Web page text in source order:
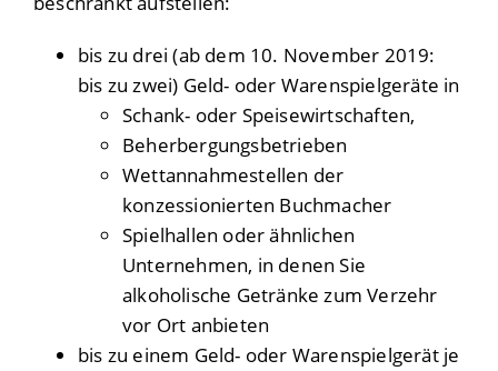
bis zu drei (ab dem 10. November 2019:
bis zu zwei) Geld- oder Warenspielgeräte in
Schank- oder Speisewirtschaften,
Beherbergungsbetrieben
Wettannahmestellen der
konzessionierten Buchmacher
Spielhallen oder ähnlichen
Unternehmen, in denen Sie
alkoholische Getränke zum Verzehr
vor Ort anbieten
bis zu einem Geld- oder Warenspielgerät je